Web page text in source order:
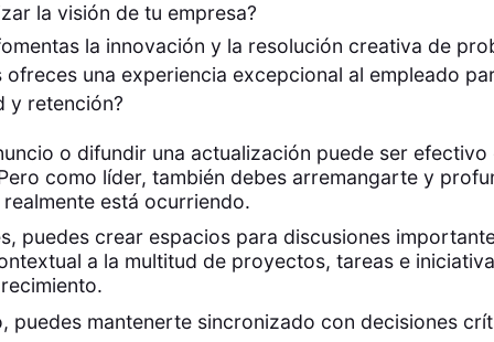
la visión de tu empresa?
la innovación y la resolución creativa de
ofreces una experiencia excepcional al empleado
y retención?
o difundir una actualización puede ser efectivo
como líder, también debes arremangarte y
está ocurriendo.
puedes crear espacios para discusiones
a la multitud de proyectos, tareas e
puedes mantenerte sincronizado con decisiones